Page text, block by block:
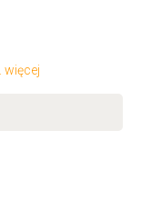
... więcej